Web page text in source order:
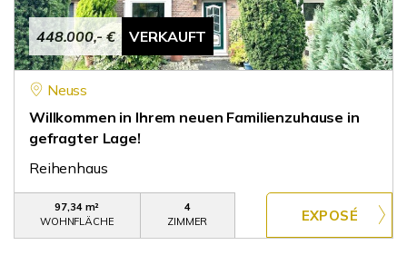
448.000,- € VERKAUFT
Neuss
Willkommen in Ihrem neuen Familienzuhause in
gefragter Lage!
Reihenhaus
97,34 m²
WOHNFLÄCHE
4
ZIMMER